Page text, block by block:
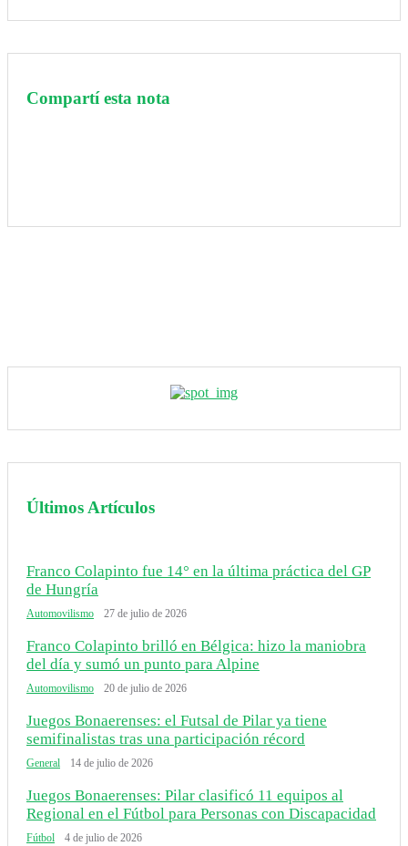
Compartí esta nota
Últimos Artículos
Franco Colapinto fue 14° en la última práctica del GP
de Hungría
Automovilismo 27 de julio de 2026
Franco Colapinto brilló en Bélgica: hizo la maniobra
del día y sumó un punto para Alpine
Automovilismo 20 de julio de 2026
Juegos Bonaerenses: el Futsal de Pilar ya tiene
semifinalistas tras una participación récord
General 14 de julio de 2026
Juegos Bonaerenses: Pilar clasificó 11 equipos al
Regional en el Fútbol para Personas con Discapacidad
Fútbol 4 de julio de 2026